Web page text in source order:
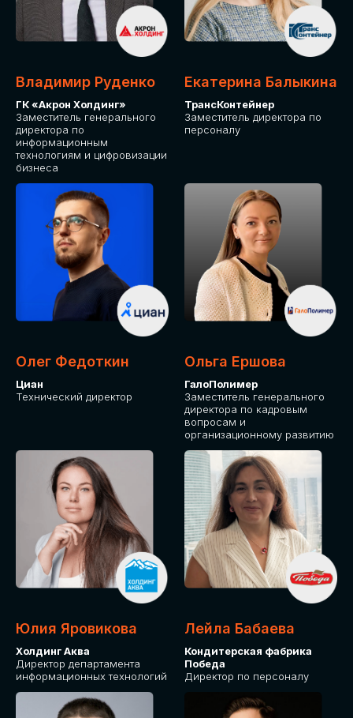
Владимир Руденко
ГК «Акрон Холдинг»
Заместитель генерального
директора по
информационным
технологиям и цифровизации
бизнеса
Екатерина Балыкина
ТрансКонтейнер
Заместитель директора по
персоналу
Олег Федоткин
Циан
Технический директор
Ольга Ершова
ГалоПолимер
Заместитель генерального
директора по кадровым
вопросам и
организационному развитию
Юлия Яровикова
Холдинг Аква
Директор департамента
информационных технологий
Лейла Бабаева
Кондитерская фабрика
Победа
Директор по персоналу